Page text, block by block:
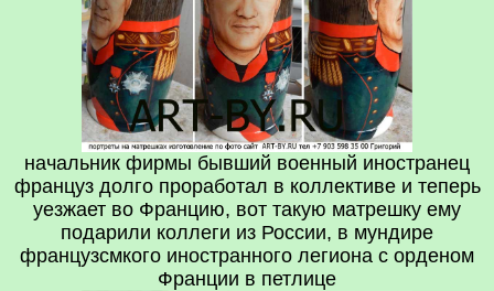
начальник фирмы бывший военный иностранец
француз долго проработал в коллективе и теперь
уезжает во Францию, вот такую матрешку ему
подарили коллеги из России, в мундире
французсмкого иностранного легиона с орденом
Франции в петлице